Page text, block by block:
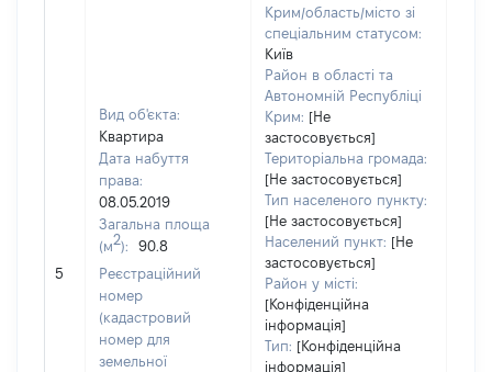
5
Вид об'єкта:
Квартира
Дата набуття
права:
08.05.2019
Загальна площа
(м2):
90.8
Реєстраційний
номер
(кадастровий
номер для
земельної
Крим/область/місто зі
спеціальним статусом:
Київ
Район в області та
Автономній Республіці
Крим: [Не
застосовується]
Територіальна громада:
[Не застосовується]
Тип населеного пункту:
[Не застосовується]
Населений пункт: [Не
застосовується]
Район у місті:
[Конфіденційна
інформація]
Тип: [Конфіденційна
інформація]